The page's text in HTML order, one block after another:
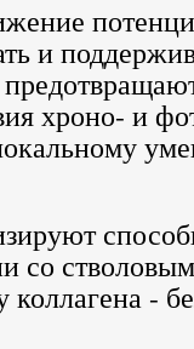
и
хроно- и
со
-